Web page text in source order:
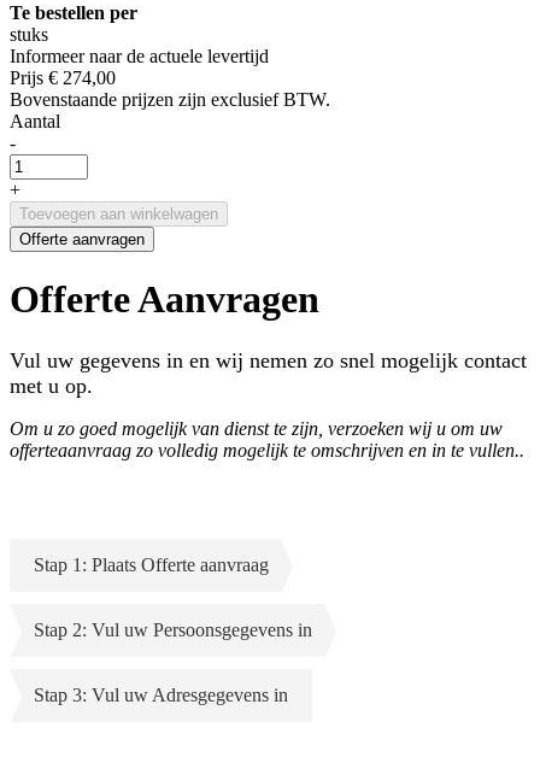
Te bestellen per
stuks
Informeer naar de actuele levertijd
Prijs € 274,00
Bovenstaande prijzen zijn exclusief BTW.
Aantal
-
+
Toevoegen aan winkelwagen
Offerte aanvragen
Offerte Aanvragen
Vul uw gegevens in en wij nemen zo snel mogelijk contact
met u op.
Om u zo goed mogelijk van dienst te zijn, verzoeken wij u om uw
offerteaanvraag zo volledig mogelijk te omschrijven en in te vullen..
Stap 1: Plaats Offerte aanvraag
Stap 2: Vul uw Persoonsgegevens in
Stap 3: Vul uw Adresgegevens in